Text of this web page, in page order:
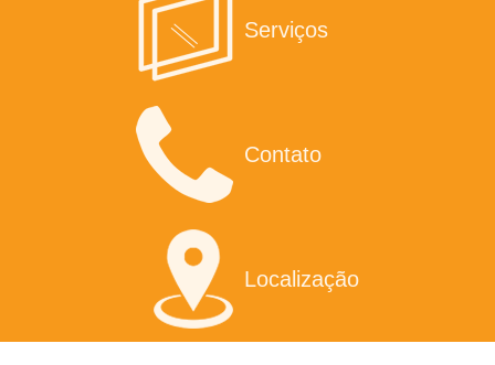
Serviços
Contato
Localização